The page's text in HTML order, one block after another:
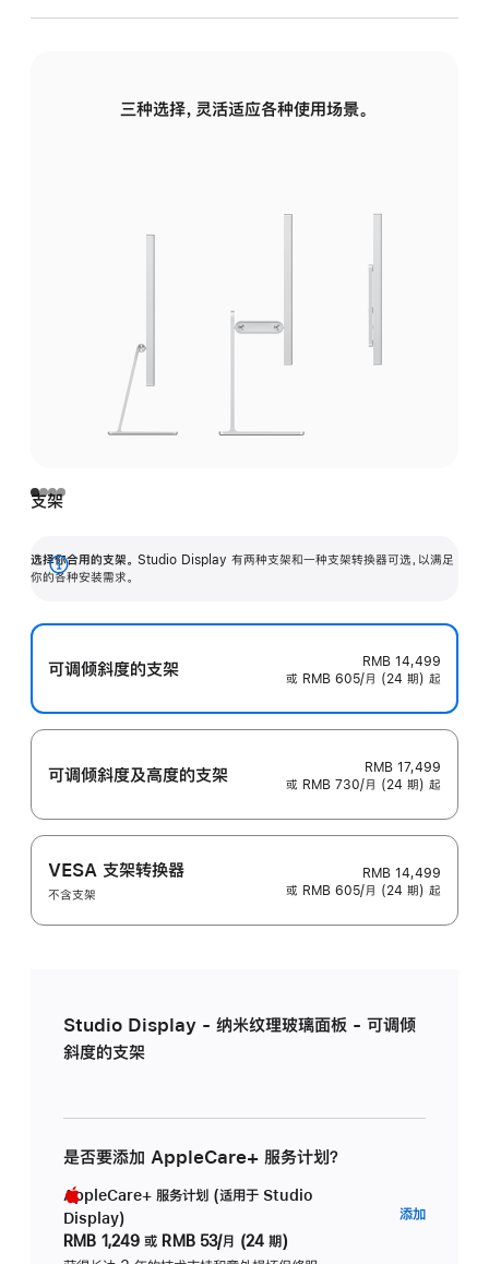
三种选择，灵活适应各种使用场景。
支架
选择你合用的支架。 Studio Display 有两种支架和一种支架转换器可选，以满足
你的各种安装需求。
展
可调倾斜度的支架
RMB 14,499
或 RMB 605/月 (24 期) 起
可调倾斜度及高‍度的支‍架
RMB 17,499
或 RMB 730/月 (24 期) 起
VESA 支架转换器
不含支架
RMB 14,499
或 RMB 605/月 (24 期) 起
Studio Display - 纳米纹理玻璃面板 - 可调倾
斜度的支架
是否要添加 AppleCare+ 服务计划？
AppleCare+ 服务计划 (适用于 Studio
Display)
RMB 1,249 或 RMB 53/月 (24 期)
添加